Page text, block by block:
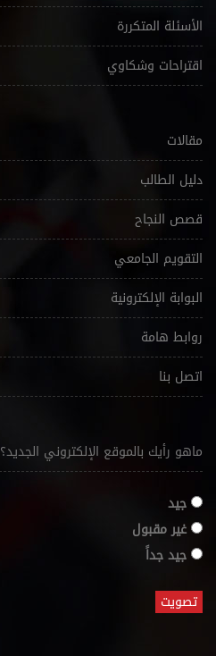
الأسئلة المتكررة
اقتراحات وشكاوي
مقالات
دليل الطالب
قصص النجاح
التقويم الجامعي
البوابة الإلكترونية
روابط هامة
اتصل بنا
ماهو رأيك بالموقع الإلكتروني الجديد؟
جيد
غير مقبول
جيد جداً